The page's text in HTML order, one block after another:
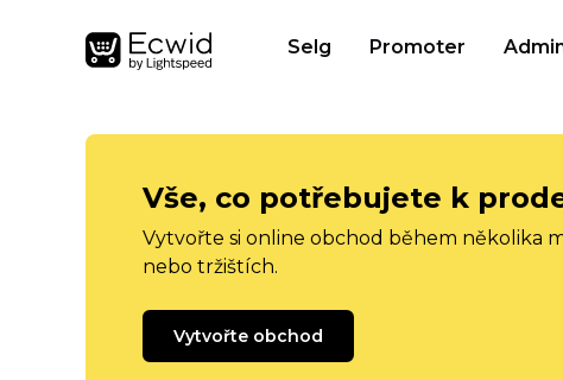
Selg Promoter
Vše, co potřebujete k
Vytvořte si online obchod během několika
nebo tržištích.
Vytvořte obchod